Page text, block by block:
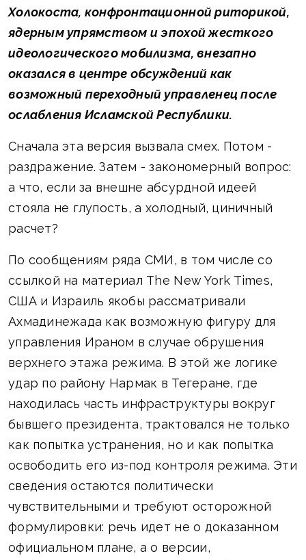
Холокоста, конфронтационной риторикой,
ядерным упрямством и эпохой жесткого
идеологического мобилизма, внезапно
оказался в центре обсуждений как
возможный переходный управленец после
ослабления Исламской Республики.
Сначала эта версия вызвала смех. Потом -
раздражение. Затем - закономерный вопрос:
а что, если за внешне абсурдной идеей
стояла не глупость, а холодный, циничный
расчет?
По сообщениям ряда СМИ, в том числе со
ссылкой на материал The New York Times,
США и Израиль якобы рассматривали
Ахмадинежада как возможную фигуру для
управления Ираном в случае обрушения
верхнего этажа режима. В этой же логике
удар по району Нармак в Тегеране, где
находилась часть инфраструктуры вокруг
бывшего президента, трактовался не только
как попытка устранения, но и как попытка
освободить его из-под контроля режима. Эти
сведения остаются политически
чувствительными и требуют осторожной
формулировки: речь идет не о доказанном
официальном плане, а о версии,